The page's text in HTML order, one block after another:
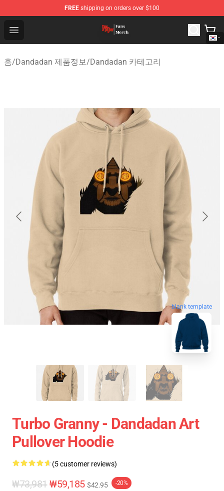
FREE shipping on orders over $100
Open menu
Dandadan Shop - Official Dandadan Merchandise Store
홈/Dandadan 제품정보/Dandadan 카테고리
blank template
Turbo Granny - Dandadan Art
Pullover Hoodie
(5 customer reviews)
₩73,981 ₩59,185 $42.95 -20%